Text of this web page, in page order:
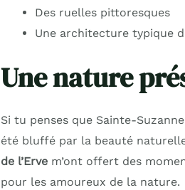
Des ruelles pittoresques
Une architecture typique
Une nature
Si tu penses que Sainte-
été bluffé par la beauté
de l’Ervem’ont offert des
pour les amoureux de la nature.